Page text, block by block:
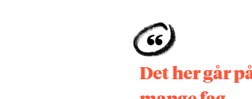
Det her går